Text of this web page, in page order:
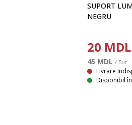
SUPORT
NEGRU
20 MDL
45 MDL/ Buc
Livrare
Disponibil